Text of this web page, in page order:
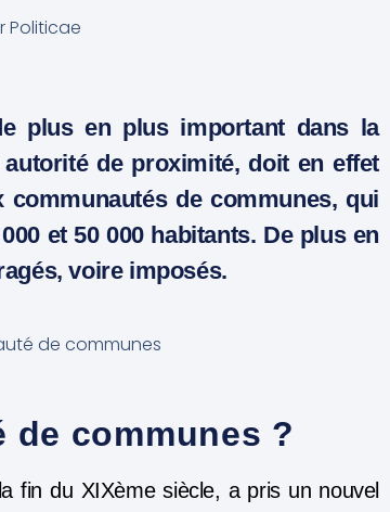
Politicae
plus en plus important dans la
de proximité, doit en effet
de communes, qui
et 50 000 habitants. De plus en
voire imposés.
de communes ?
fin du XIXème siècle, a pris un nouvel